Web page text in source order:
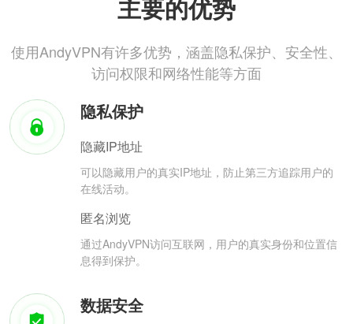
主要的优势
使用AndyVPN有许多优势，涵盖隐私保护、安全性、
访问权限和网络性能等方面
隐私保护
隐藏IP地址
可以隐藏用户的真实IP地址，防止第三方追踪用户的
在线活动。
匿名浏览
通过AndyVPN访问互联网，用户的真实身份和位置信
息得到保护。
数据安全